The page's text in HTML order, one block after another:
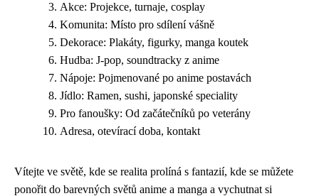
Akce: Projekce, turnaje, cosplay
Komunita: Místo pro sdílení vášně
Dekorace: Plakáty, figurky, manga koutek
Hudba: J-pop, soundtracky z anime
Nápoje: Pojmenované po anime postavách
Jídlo: Ramen, sushi, japonské speciality
Pro fanoušky: Od začátečníků po veterány
Adresa, otevírací doba, kontakt
Vítejte ve světě, kde se realita prolíná s fantazií, kde se můžete
ponořit do barevných světů anime a manga a vychutnat si